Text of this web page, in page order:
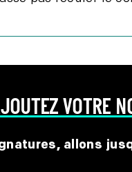
VOTRE
allons